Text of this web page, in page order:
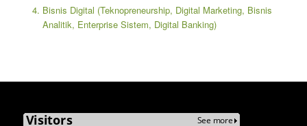
Bisnis Digital (Teknopreneurship, Digital Marketing, Bisnis
Analitik, Enterprise Sistem, Digital Banking)